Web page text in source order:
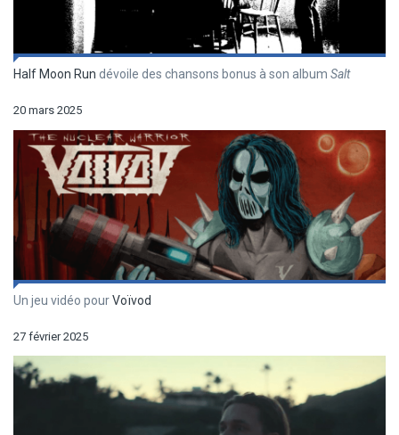
Half Moon Run dévoile des chansons bonus à son album Salt
20 mars 2025
Un jeu vidéo pourVoïvod
27 février 2025